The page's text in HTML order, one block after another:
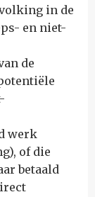
in de
en niet-
de
werk
of die
betaald